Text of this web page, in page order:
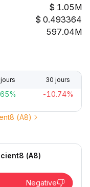
1.05M
0.493364
597.04M
30 jours
-10.74%
(A8)
(A8)
Negative